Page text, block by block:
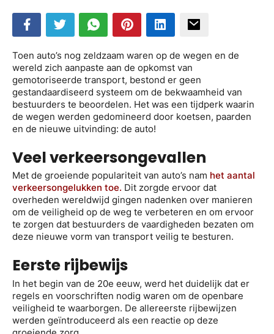
Toen auto’s nog zeldzaam waren op de wegen en de
wereld zich aanpaste aan de opkomst van
gemotoriseerde transport, bestond er geen
gestandaardiseerd systeem om de bekwaamheid van
bestuurders te beoordelen. Het was een tijdperk waarin
de wegen werden gedomineerd door koetsen, paarden
en de nieuwe uitvinding: de auto!
Veel verkeersongevallen
Met de groeiende populariteit van auto’s nam het aantal
verkeersongelukken toe. Dit zorgde ervoor dat
overheden wereldwijd gingen nadenken over manieren
om de veiligheid op de weg te verbeteren en om ervoor
te zorgen dat bestuurders de vaardigheden bezaten om
deze nieuwe vorm van transport veilig te besturen.
Eerste rijbewijs
In het begin van de 20e eeuw, werd het duidelijk dat er
regels en voorschriften nodig waren om de openbare
veiligheid te waarborgen. De allereerste rijbewijzen
werden geïntroduceerd als een reactie op deze